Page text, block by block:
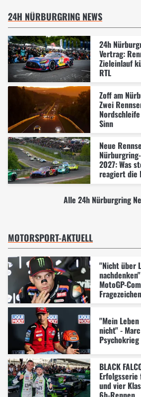
24H NÜRBURGRING NEWS
24h
Vertrag:
Zieleinlauf
RTL
Zoff am
Zwei
Sinn
Neue
2027: Was
reagiert die
Alle 24h Nürburgring
MOTORSPORT-AKTUELL
"Nicht über
MotoGP-
Fragezeichen
"Mein
nicht" -
BLACK
und vier